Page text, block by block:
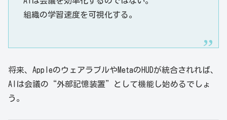
組織の学習速度を可視化する。
将来、AppleのウェアラブルやMetaのHUDが統合されれば、
AIは会議の“外部記憶装置”として機能し始めるでしょ
う。